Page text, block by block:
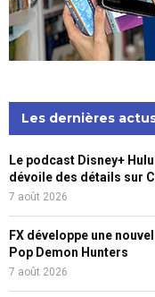
Les dernières
Le podcast Disney+
dévoile des détails sur
7 août 2026
FX développe une
Pop Demon Hunters
7 août 2026